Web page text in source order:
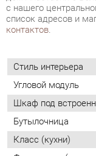
Угловой модуль
Шкаф под
Класс (кухни)
Фотопечать
Материал
Цвет
Материал